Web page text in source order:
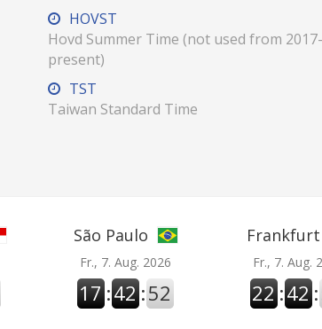
HOVST
Hovd Summer Time (not used from
present)
TST
Taiwan Standard Time
São Paulo
Fr., 7. Aug. 2026
17 :42 :53
Frankfurt
Fr., 7. Aug.
22 :42 :